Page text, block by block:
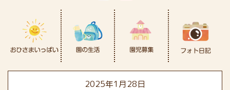
2025年1月28日